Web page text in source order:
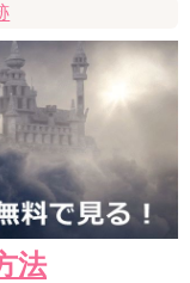
法